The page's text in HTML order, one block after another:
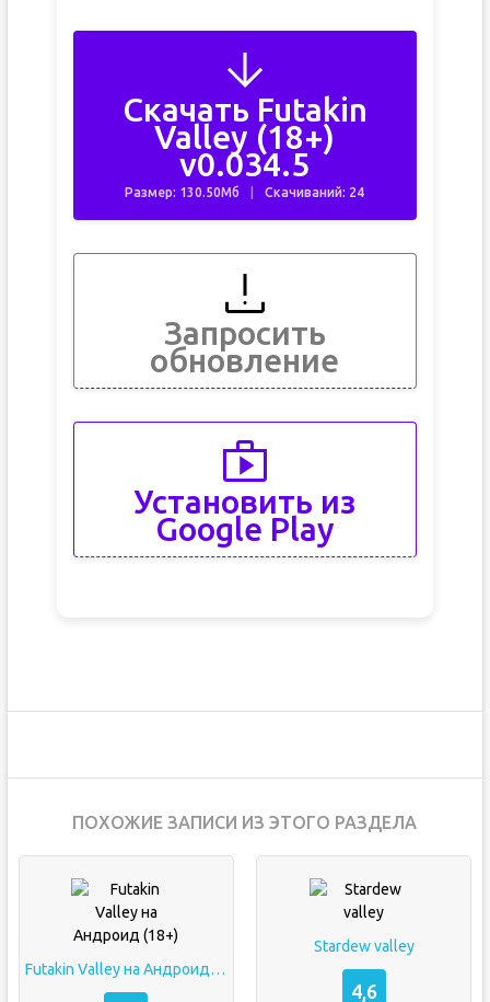
Скачать Futakin
Valley (18+)
v0.034.5
Размер: 130.50Мб Скачиваний: 24
Запросить
обновление
Установить из
Google Play
ПОХОЖИЕ ЗАПИСИ ИЗ ЭТОГО РАЗДЕЛА
Futakin Valley на Андроид (18+)
Stardew valley
4,6